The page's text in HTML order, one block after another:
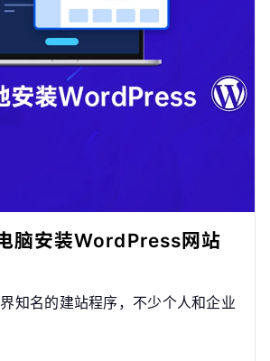
脑安装WordPress网站
知名的建站程序，不少个人和企业